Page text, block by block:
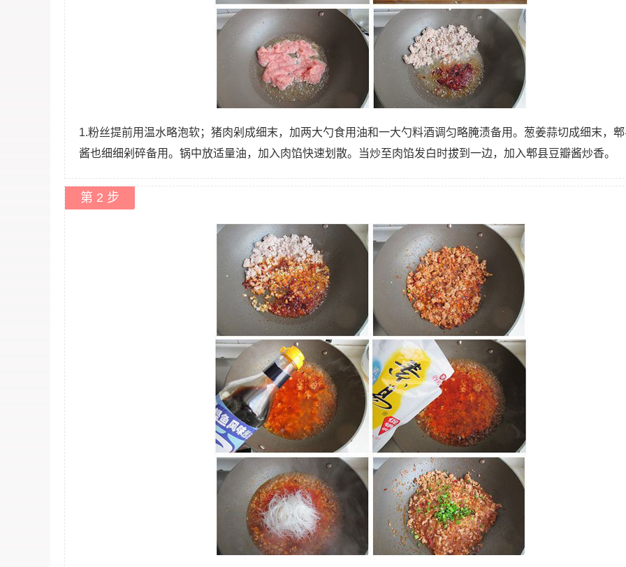
1.粉丝提前用温水略泡软；猪肉剁成细末，加两大勺食用油和一大勺料酒调匀略腌渍备用。葱姜蒜切成细末，
酱也细细剁碎备用。锅中放适量油，加入肉馅快速划散。当炒至肉馅发白时拔到一边，加入郫县豆瓣酱炒香。
第 2 步